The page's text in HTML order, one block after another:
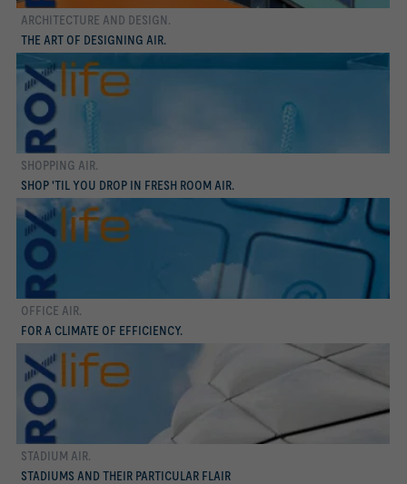
ARCHITECTURE AND DESIGN.
THE ART OF DESIGNING AIR.
Conocer más
SHOPPING AIR.
SHOP 'TIL YOU DROP IN FRESH ROOM AIR.
Conocer más
OFFICE AIR.
FOR A CLIMATE OF EFFICIENCY.
Conocer más
STADIUM AIR.
STADIUMS AND THEIR PARTICULAR FLAIR
Conocer más